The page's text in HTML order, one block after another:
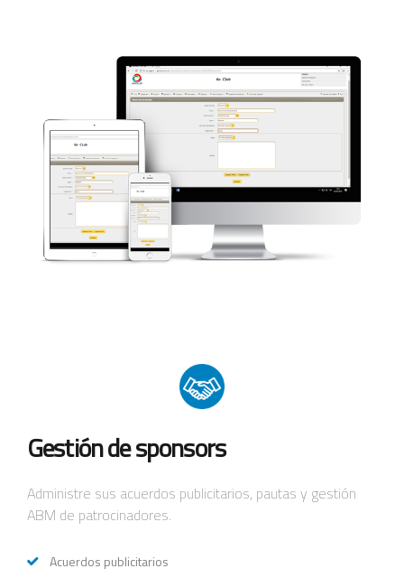
Gestión de sponsors
Administre sus acuerdos publicitarios, pautas y gestión
ABM de patrocinadores.
Acuerdos publicitarios